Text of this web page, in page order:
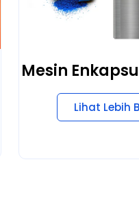
Mesin
Lihat Lebih